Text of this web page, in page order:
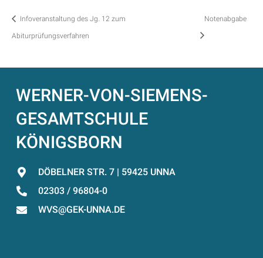
Infoveranstaltung des Jg. 12 zum
Abiturprüfungsverfahren
Notenabgabe
WERNER-VON-SIEMENS-
GESAMTSCHULE
KÖNIGSBORN
DÖBELNER STR. 7 | 59425 UNNA
02303 / 96804-0
WVS@GEK-UNNA.DE